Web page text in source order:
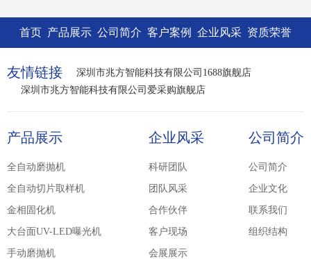
首页 产品展示 公司简介 客户案例 企业风采 资质荣誉
友情链接
深圳市兆方智能科技有限公司1688旗舰店
深圳市兆方智能科技有限公司爱采购旗舰店
产品展示
全自动磨抛机
全自动切片取样机
金相固化机
大台面UV-LED曝光机
手动磨抛机
企业风采
科研团队
团队风采
合作伙伴
客户现场
会展展示
公司简介
公司简介
企业文化
联系我们
组织结构